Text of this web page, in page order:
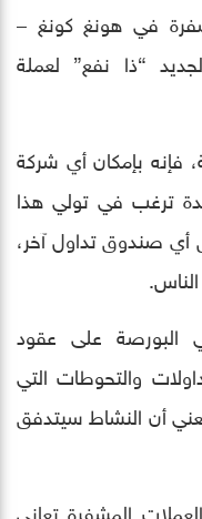
في هونغ كونغ –
“ذا نفع” لعملة
فإنه بإمكان أي شركة
ترغب في تولي هذا
صندوق تداول آخر،
البورصة على عقود
والتحوطات التي
أن النشاط سيتدفق
المشفرة تعاني